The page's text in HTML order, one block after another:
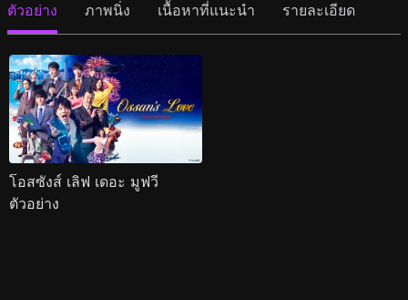
ตัวอย่าง ภาพนิ่ง เนื้อหาที่แนะนำ รายละเอียด
โอสซังส์ เลิฟ เดอะ มูฟวี
ตัวอย่าง